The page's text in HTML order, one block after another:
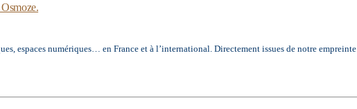
espaces numériques… en France et à l’international. Directement issues de notre empreinte